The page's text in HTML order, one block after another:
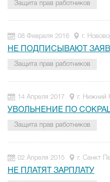
Защита прав работников
08 Февраля 2016 г.
НЕ ПОДПИСЫВАЮТ
Защита прав работников
14 Апреля 2017 г. Нижний
УВОЛЬНЕНИЕ ПО
Защита прав работников
02 Апреля 2015 г. Санкт
НЕ ПЛАТЯТ ЗАРПЛАТУ